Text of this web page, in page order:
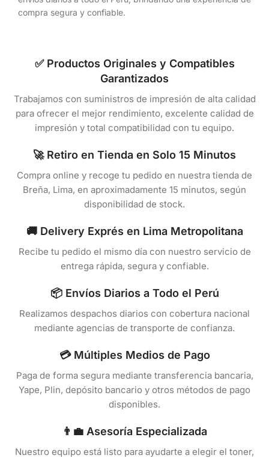
compra segura y confiable.
✅ Productos Originales y Compatibles
Garantizados
Trabajamos con suministros de impresión de alta calidad
para ofrecer el mejor rendimiento, excelente calidad de
impresión y total compatibilidad con tu equipo.
🚀 Retiro en Tienda en Solo 15 Minutos
Compra online y recoge tu pedido en nuestra tienda de
Breña, Lima, en aproximadamente 15 minutos, según
disponibilidad de stock.
🚚 Delivery Exprés en Lima Metropolitana
Recibe tu pedido el mismo día con nuestro servicio de
entrega rápida, segura y confiable.
📦 Envíos Diarios a Todo el Perú
Realizamos despachos diarios con cobertura nacional
mediante agencias de transporte de confianza.
💳 Múltiples Medios de Pago
Paga de forma segura mediante transferencia bancaria,
Yape, Plin, depósito bancario y otros métodos de pago
disponibles.
👨‍💼 Asesoría Especializada
Nuestro equipo está listo para ayudarte a elegir el toner,